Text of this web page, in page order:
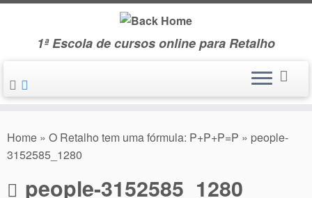
Skip
1ª Escola de cursos online para Retalho
Home » O Retalho tem uma fórmula: P+P+P=P » people-
3152585_1280
people-3152585_1280